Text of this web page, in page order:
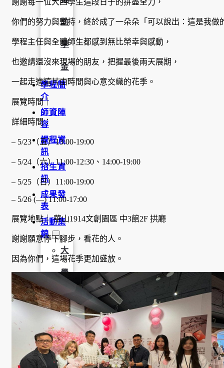
助
學
金
學程簡
介
師資陣
容
課程資
訊
招生資
訊
成果發
表
活動集
錦
大
學
社
會
責
任
謝謝每一位大四學生這段日子的拼盡全力，
你們的努力與堅持，終於成了一朵朵「可以說出：這是我做
學程主任與全體師生都感到無比榮幸與感動，
也邀請還沒來現場的朋友，把握最後兩天展期，
一起走進這片由時間與心意交織的花季。
展覽時間｜
詳細時間：
– 5/23（五）13:00-19:00
– 5/24（六）11:00-12:30、14:00-19:00
– 5/25（日）11:00-19:00
– 5/26 (—) 11:00-17:00
展覽地點｜ 華山1914文創園區 中3館2F 拱廳
謝謝願意停下腳步，看花的人。
因為你們，這場花季更加盛放。